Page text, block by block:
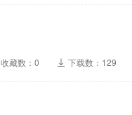
收藏数：0 下载数：129